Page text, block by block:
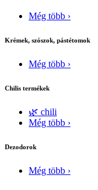
Még több ›
Krémek, szószok, pástétomok
Még több ›
Chilis termékek
🌿 chili
Még több ›
Dezodorok
Még több ›